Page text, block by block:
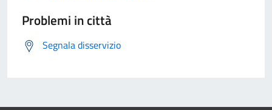
Problemi in città
Segnala disservizio